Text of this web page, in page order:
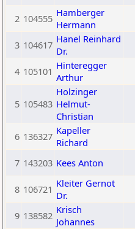
2 104555 Hamberger
Hermann
3 104617 Hanel Reinhard
Dr.
4 105101 Hinteregger
Arthur
5 105483
Holzinger
Helmut-
Christian
6 136327 Kapeller
Richard
7 143203 Kees Anton
8 106721 Kleiter Gernot
Dr.
9 138582 Krisch
Johannes